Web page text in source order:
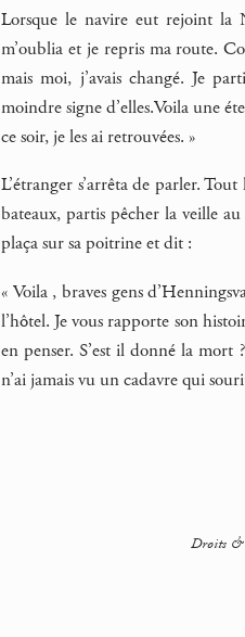
Lorsque le navire eut rejoint la
m’oublia et je repris ma route.
mais moi, j’avais changé. Je
moindre signe d’elles.Voila une
ce soir, je les ai retrouvées. »
L’étranger s’arrêta de parler.
bateaux, partis pêcher la veille
plaça sur sa poitrine et dit :
« Voila , braves gens
l’hôtel. Je vous rapporte son
en penser. S’est il donné la mort
n’ai jamais vu un cadavre qui
Droits &